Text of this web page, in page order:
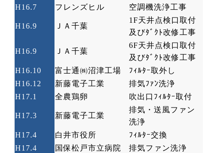
H16.7
フレンズヒル 空調機洗浄工事
H16.9 ＪＡ千葉
1F天井点検口取付
及びﾀﾞｸﾄ改修工事
H16.9 ＪＡ千葉
6F天井点検口取付
及びﾀﾞｸﾄ改修工事
H16.10
富士通㈱沼津工場
ﾌｨﾙﾀｰ取外し
H16.12
新藤電子工業
排気ﾌｧﾝ洗浄
H17.1
全農鶏卵 吹出口ﾌｨﾙﾀｰ取付
H17.3 新藤電子工業
排気・送風ファン
洗浄
H17.4
白井市役所
ﾌｨﾙﾀｰ交換
H17.4
国保松戸市立病院
排気ファン洗浄